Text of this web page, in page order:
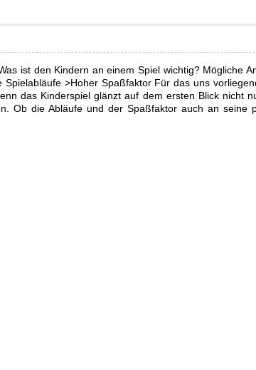
ist den Kindern an einem Spiel wichtig? Mögliche
>Hoher Spaßfaktor Für das uns
das Kinderspiel glänzt auf dem ersten Blick nicht
Ob die Abläufe und der Spaßfaktor auch an seine